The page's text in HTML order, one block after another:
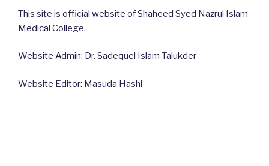
This site is official website of Shaheed Syed Nazrul Islam
Medical College.
Website Admin: Dr. Sadequel Islam Talukder
Website Editor: Masuda Hashi